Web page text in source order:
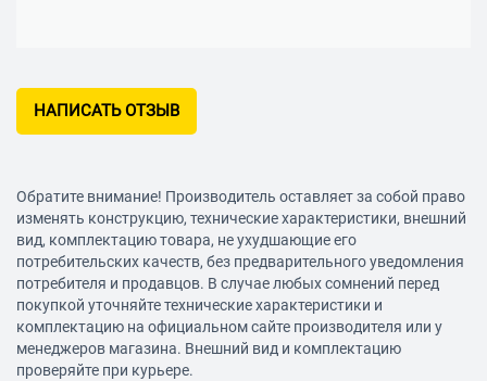
НАПИСАТЬ ОТЗЫВ
Обратите внимание! Производитель оставляет за собой право
изменять конструкцию, технические характеристики, внешний
вид, комплектацию товара, не ухудшающие его
потребительских качеств, без предварительного уведомления
потребителя и продавцов. В случае любых сомнений перед
покупкой уточняйте технические характеристики и
комплектацию на официальном сайте производителя или у
менеджеров магазина. Внешний вид и комплектацию
проверяйте при курьере.